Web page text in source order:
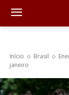
Início Brasil
janeiro